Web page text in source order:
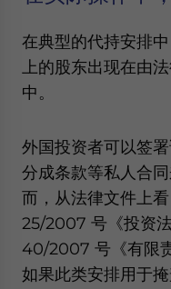
在典型的代持安排
上的股东出现在由
中。
外国投资者可以签
分成条款等私人合
而，从法律文件上
25/2007 号《投资
40/2007 号《有限
如果此类安排用于
Yes, I have read
website. Please send me business news and updates
for Asia!
- case